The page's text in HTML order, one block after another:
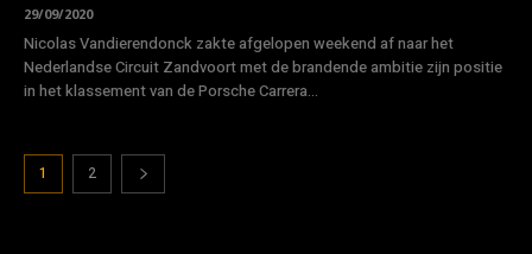
29/09/2020
Nicolas Vandierendonck zakte afgelopen weekend af naar het
Nederlandse Circuit Zandvoort met de brandende ambitie zijn positie
in het klassement van de Porsche Carrera...
1 2